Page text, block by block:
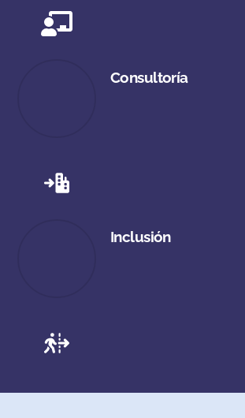
Consultoría
Inclusión